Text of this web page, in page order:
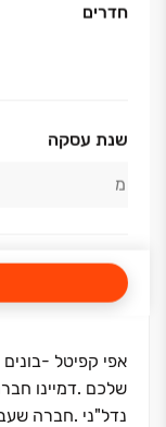
חדרים
שנת עסקה
אודות החברה
אפי קפיטל
אפי קפיטל -
שלכם .דמיינו
נדל"ני .חברה